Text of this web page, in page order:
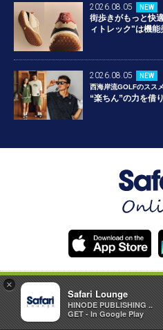
×
Safari Lounge
HINODE PUBLISHING ..
GET - In Google Play
2026.08.05 NEW
街歩きがもっと快
ィトレック"は機能
2026.08.05
NEW
西海岸流GOLFのススメ
“楽ちん”の力を借
お問い合わせ
広告掲載について